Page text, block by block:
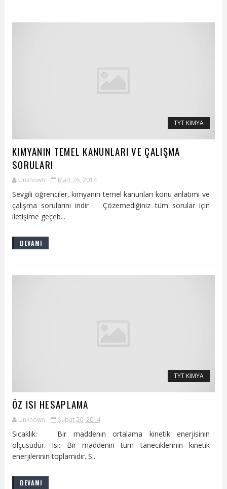
TYT KIMYA
KIMYANIN TEMEL KANUNLARI VE ÇALIŞMA
SORULARI
Unknown Mart 26, 2014
Sevgili öğrenciler, kimyanın temel kanunları konu anlatımı ve
çalışma sorularını indir . Çözemediğiniz tüm sorular için
iletişime geçeb...
DEVAMI
TYT KIMYA
ÖZ ISI HESAPLAMA
Unknown Şubat 20, 2014
Sıcaklık: Bir maddenin ortalama kinetik enerjisinin
ölçüsüdür. Isı: Bir maddenin tüm taneciklerinin kinetik
enerjilerinin toplamıdır. S...
DEVAMI